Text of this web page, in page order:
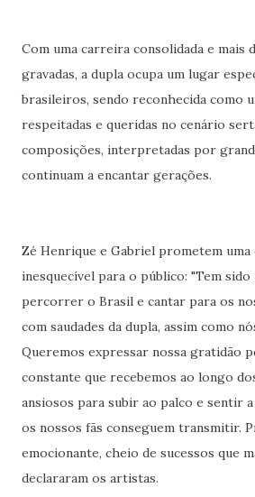
Com uma carreira consolidada e mais
gravadas, a dupla ocupa um lugar
brasileiros, sendo reconhecida como
respeitadas e queridas no cenário
composições, interpretadas por
continuam a encantar gerações.
Zé Henrique e Gabriel prometem uma
inesquecível para o público: "Tem
percorrer o Brasil e cantar para os
com saudades da dupla, assim como
Queremos expressar nossa gratidão
constante que recebemos ao longo
ansiosos para subir ao palco e sentir
os nossos fãs conseguem transmitir.
emocionante, cheio de sucessos que
declararam os artistas.